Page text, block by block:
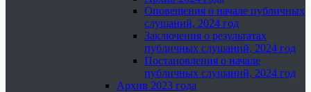
Оповещения о начале публичных
слушаний, 2024 год
Заключения о результатах
публичных слушаний, 2024 год
Постановления о начале
публичных слушаний, 2024 год
Архив 2023 года